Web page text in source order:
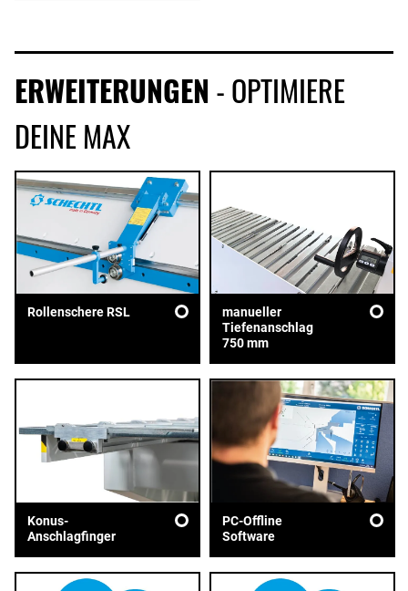
ERWEITERUNGEN - OPTIMIERE
DEINE MAX
Rollenschere RSL
manueller
Tiefenanschlag
750 mm
Konus-
Anschlagfinger
PC-Offline
Software